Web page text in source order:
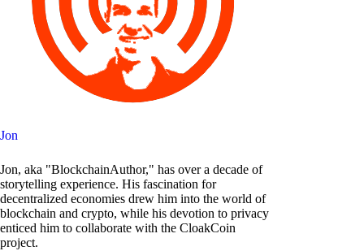
Jon
Jon, aka "BlockchainAuthor," has over a decade of
storytelling experience. His fascination for
decentralized economies drew him into the world of
blockchain and crypto, while his devotion to privacy
enticed him to collaborate with the CloakCoin
project.